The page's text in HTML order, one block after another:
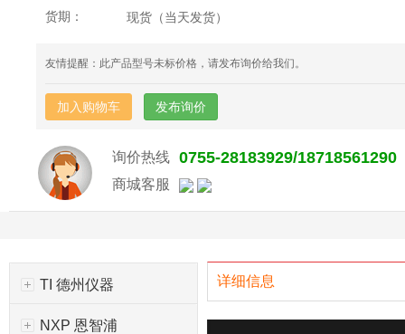
货期： 现货（当天发货）
友情提醒：此产品型号未标价格，请发布询价给我们。
加入购物车 发布询价
询价热线 0755-28183929/18718561290
商城客服
TI 德州仪器
NXP 恩智浦
详细信息